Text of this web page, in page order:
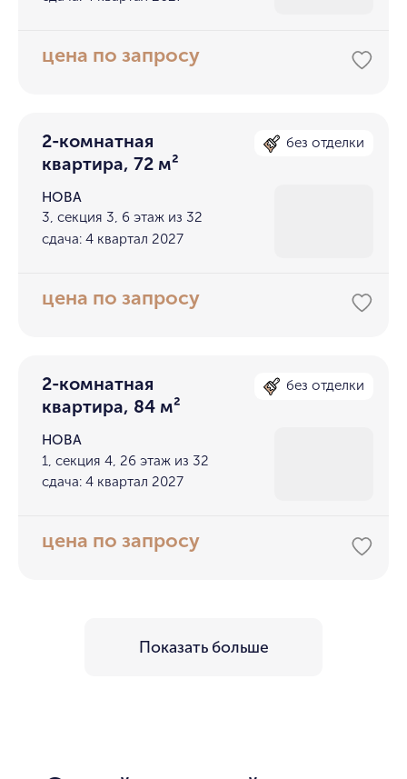
цена по запросу
2-комнатная
квартира, 72 м²
без отделки
НОВА
3, секция 3, 6 этаж из 32
сдача: 4 квартал 2027
цена по запросу
2-комнатная
квартира, 84 м²
без отделки
НОВА
1, секция 4, 26 этаж из 32
сдача: 4 квартал 2027
цена по запросу
Показать больше